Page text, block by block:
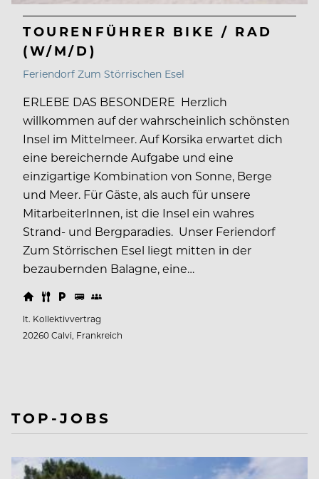
TOURENFÜHRER BIKE / RAD
(W/M/D)
Feriendorf Zum Störrischen Esel
ERLEBE DAS BESONDERE Herzlich
willkommen auf der wahrscheinlich schönsten
Insel im Mittelmeer. Auf Korsika erwartet dich
eine bereichernde Aufgabe und eine
einzigartige Kombination von Sonne, Berge
und Meer. Für Gäste, als auch für unsere
MitarbeiterInnen, ist die Insel ein wahres
Strand- und Bergparadies. Unser Feriendorf
Zum Störrischen Esel liegt mitten in der
bezaubernden Balagne, eine…
lt. Kollektivvertrag
20260 Calvi, Frankreich
TOP-JOBS